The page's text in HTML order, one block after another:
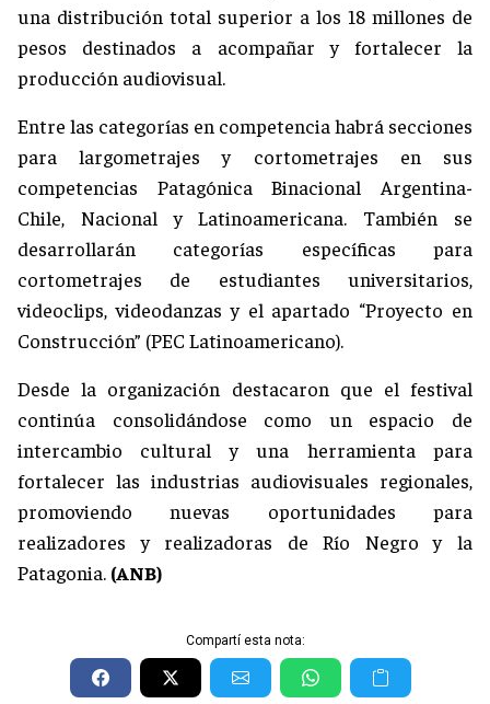
una distribución total superior a los 18 millones de
pesos destinados a acompañar y fortalecer la
producción audiovisual.
Entre las categorías en competencia habrá secciones
para largometrajes y cortometrajes en sus
competencias Patagónica Binacional Argentina-
Chile, Nacional y Latinoamericana. También se
desarrollarán categorías específicas para
cortometrajes de estudiantes universitarios,
videoclips, videodanzas y el apartado “Proyecto en
Construcción” (PEC Latinoamericano).
Desde la organización destacaron que el festival
continúa consolidándose como un espacio de
intercambio cultural y una herramienta para
fortalecer las industrias audiovisuales regionales,
promoviendo nuevas oportunidades para
realizadores y realizadoras de Río Negro y la
Patagonia. (ANB)
Compartí esta nota: